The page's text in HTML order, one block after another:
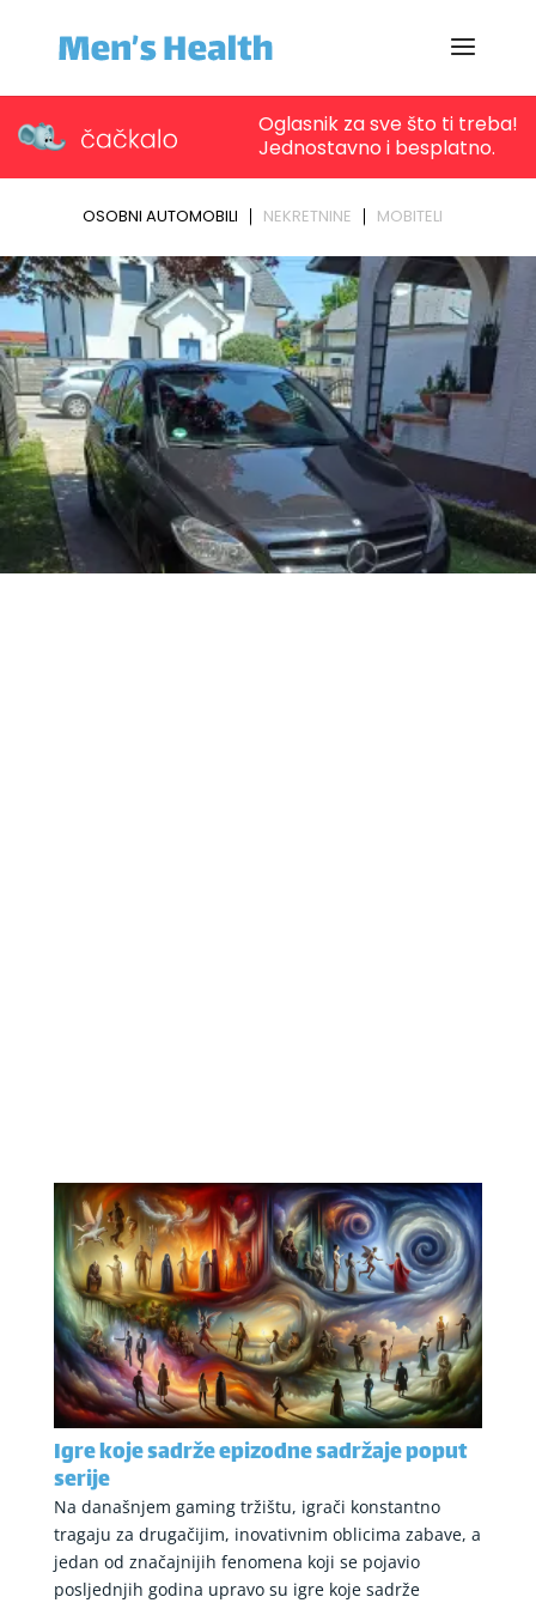
Igre koje sadrže epizodne sadržaje poput
serije
Na današnjem gaming tržištu, igrači konstantno
tragaju za drugačijim, inovativnim oblicima zabave, a
jedan od značajnijih fenomena koji se pojavio
posljednjih godina upravo su igre koje sadrže